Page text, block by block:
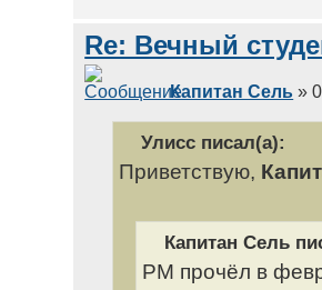
Re: Вечный
Капитан Сель »
Улисс писал(а):
Приветствую,
Капитан Сель
РМ прочёл в